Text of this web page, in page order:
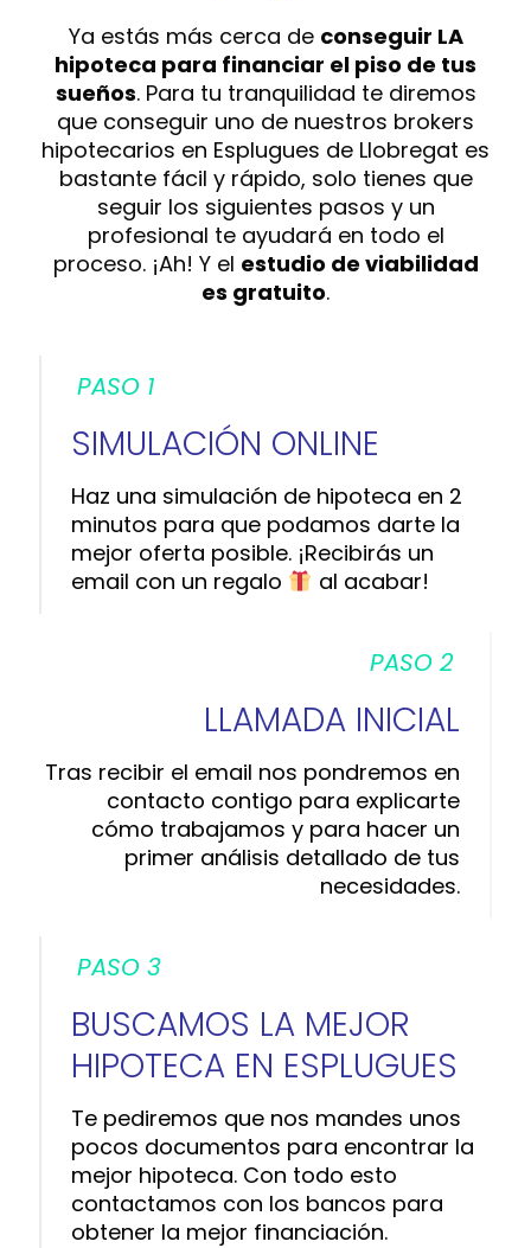
Ya estás más cerca de conseguir LA
hipoteca para financiar el piso de tus
sueños. Para tu tranquilidad te diremos
que conseguir uno de nuestros brokers
hipotecarios en Esplugues de Llobregat es
bastante fácil y rápido, solo tienes que
seguir los siguientes pasos y un
profesional te ayudará en todo el
proceso. ¡Ah! Y el estudio de viabilidad
es gratuito.
PASO 1
SIMULACIÓN ONLINE
Haz una simulación de hipoteca en 2
minutos para que podamos darte la
mejor oferta posible. ¡Recibirás un
email con un regalo
al acabar!
PASO 2
LLAMADA INICIAL
Tras recibir el email nos pondremos en
contacto contigo para explicarte
cómo trabajamos y para hacer un
primer análisis detallado de tus
necesidades.
PASO 3
BUSCAMOS LA MEJOR
HIPOTECA EN ESPLUGUES
Te pediremos que nos mandes unos
pocos documentos para encontrar la
mejor hipoteca. Con todo esto
contactamos con los bancos para
obtener la mejor financiación.